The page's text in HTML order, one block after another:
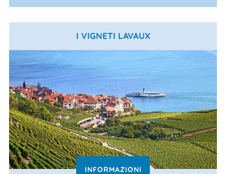
I VIGNETI LAVAUX
INFORMAZIONI